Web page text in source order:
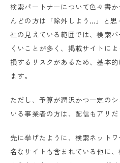
検索パートナーについて色々書
んどの方は「除外しよう…」と
社の見えている範囲では、検索
くいことが多く、掲載サイトに
損するリスクがあるため、基本
ます。
ただし、予算が潤沢かつ一定の
いる事業者の方は、配信もアリだ
先に挙げたように、検索ネット
名なサイトも含まれている他に